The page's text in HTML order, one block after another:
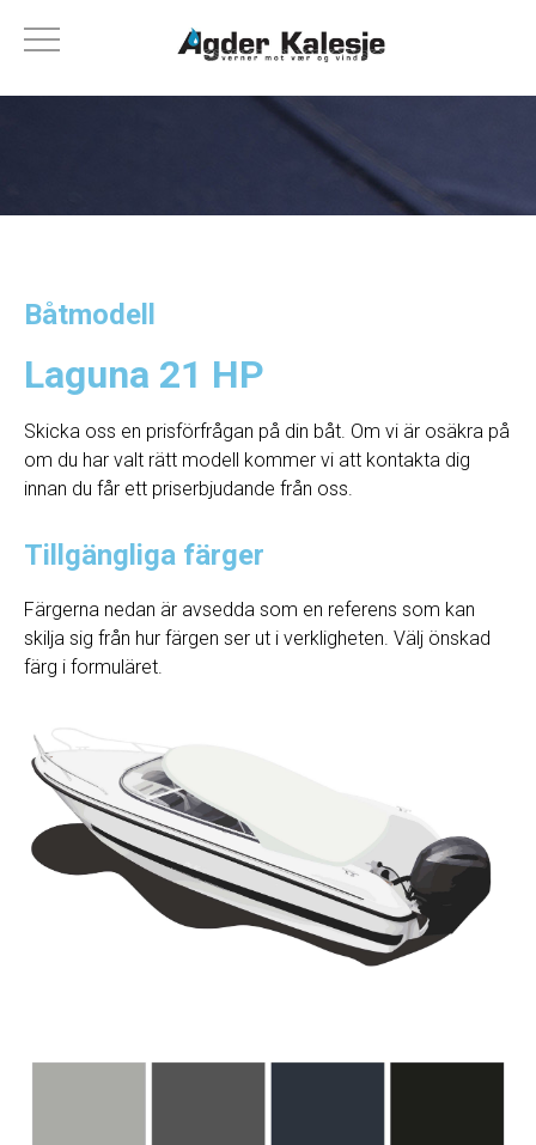
Båtmodell
Laguna 21 HP
Skicka oss en prisförfrågan på din båt. Om vi ​​är osäkra på
om du har valt rätt modell kommer vi att kontakta dig
innan du får ett priserbjudande från oss.
Tillgängliga färger
Färgerna nedan är avsedda som en referens som kan
skilja sig från hur färgen ser ut i verkligheten. Välj önskad
färg i formuläret.